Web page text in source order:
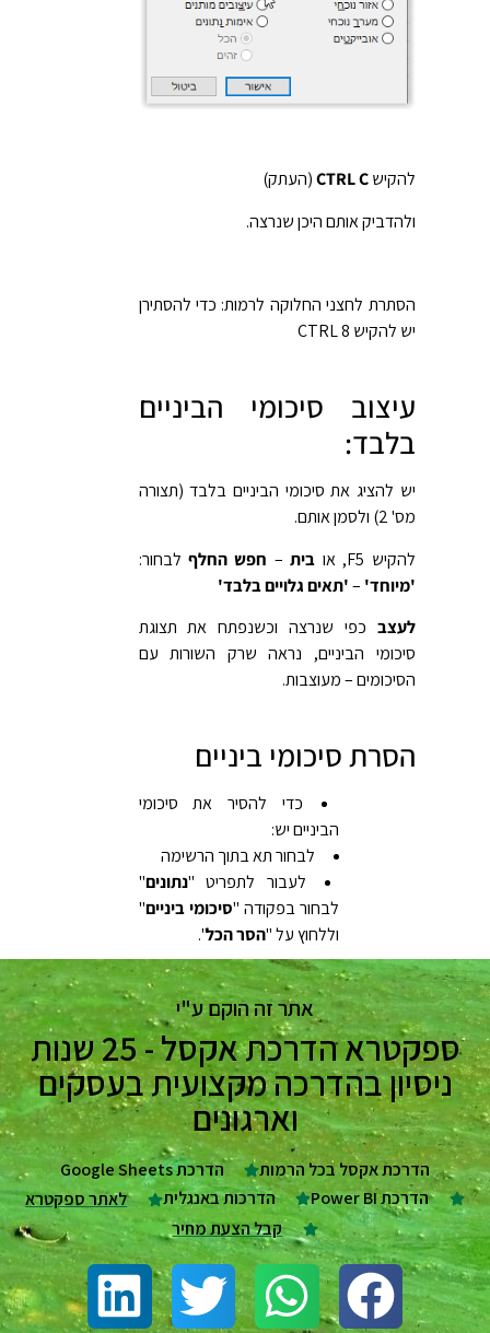
להקישCTRL C(העתק)
ולהדביק אותם היכן שנרצה.
הסתרת לחצני החלוקה לרמות: כדי להסתירן
יש להקיש CTRL 8
עיצוב סיכומי הביניים
בלבד:
יש להציג את סיכומי הביניים בלבד (תצורה
מס' 2) ולסמן אותם.
להקיש F5, או
בית– חפש החלף לבחור:
'מיוחד' –'תאים גלויים בלבד'
לעצב כפי שנרצה וכשנפתח את תצוגת
סיכומי הביניים, נראה שרק השורות עם
הסיכומים – מעוצבות.
הסרת סיכומי ביניים
כדי להסיר את סיכומי
הביניים יש:
לבחור תא בתוך הרשימה
לעבור לתפריט "נתונים"
לבחור בפקודה "סיכומי ביניים"
וללחוץ על "הסר הכל".
אתר זה הוקם ע"י
ספקטרא הדרכת אקסל - 25 שנות
ניסיון בהדרכה מקצועית בעסקים
וארגונים
הדרכת אקסל בכל הרמות
הדרכת Google Sheets
הדרכת Power BI
הדרכות באנגלית
לאתר ספקטרא
קבל הצעת מחיר